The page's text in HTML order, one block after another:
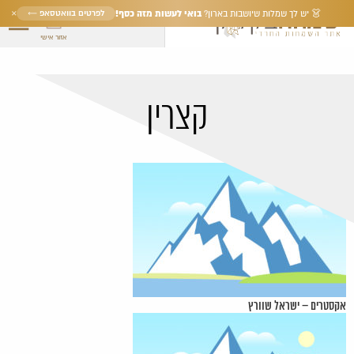
אזור אישי
👗 יש לך שמלות שיושבות בארון? בואי לעשות מזה כסף! לפרטים בוואטסאפ ← ×
קצרין
אקסטרים – ישראל שוורץ